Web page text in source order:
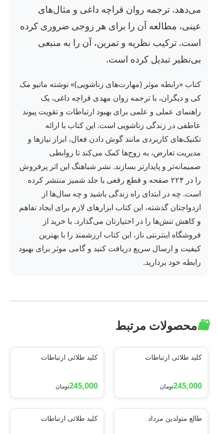
می‌دهد. ترجمه روان قراچه داغی و مثال‌های
عینی، مطالعه آن را برای هر زوجی ضروری کرده
است. ترکیب نظریه و تمرین، آن را به منبعی
بی‌نظیر تبدیل کرده است.
کتاب «رابطه موثر (مهارت‌های زناشویی)» نوشته ماتیو مک
کی و دیگران، با ترجمه روان مهدی قراچه داغی، یک
راهنمای عملی و علمی برای بهبود ارتباطات و تقویت پیوند
عاطفی در زندگی زناشویی است. این کتاب با ارائه
تکنیک‌های کاربردی مانند گوش دادن فعال، ابراز نیازها و
مدیریت تعارض، به زوج‌ها کمک می‌کند تا روابطی
صمیمانه‌تر و پایدارتر بسازند. نشر شباهنگ این اثر پرفروش
را در ۲۲۴ صفحه و قطع رقعی با جلد شمیز منتشر کرده
است. چه در ابتدای راه زندگی باشید و چه سال‌ها از
ازدواجتان گذشته، این کتاب ابزارهای لازم برای ایجاد تفاهم
و کاهش تنش‌ها را در اختیارتان می‌گذارد. با خرید از
فروشگاه اینترنتی ناز، این کتاب ارزشمند را با بهترین
کیفیت و ارسال سریع دریافت کنید و گامی موثر برای بهبود
رابطه خود بردارید.
🛍️محصولات مرتبط
کلید طلائی ارتباطات
245,000تومان
کلید طلائی ارتباطات
245,000تومان
طالع متولدین مرداد کلید طلائی ارتباطات